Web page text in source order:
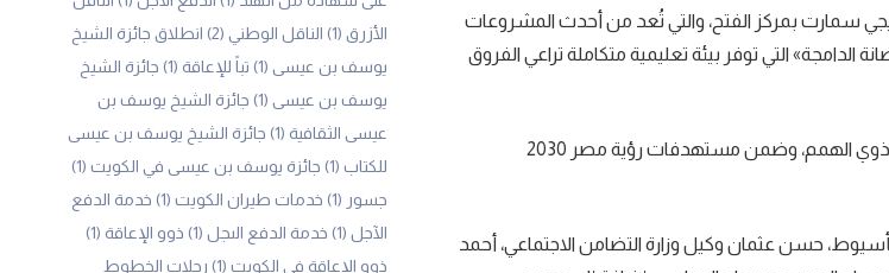
سمارت بمركز الفتح، والتي تُعد من أحدث المشروعات
التي توفر بيئة تعليمية متكاملة تراعي الفروق
يأتي الافتتاح ضمن جهود الدولة بقيادة الرئيس عبد الفتاح السيسي للنهوض بالأشخاص ذوي الهمم، وضمن مستهدفات رؤية مصر 2030
حسن عثمان وكيل وزارة التضامن الاجتماعي، أحمد
الأزرق (1) الناقل الوطني (2)
انطلاق جائزة الشيخ
يوسف بن عيسى (1) تباً للإعاقة (1)
جائزة الشيخ
يوسف بن عيسى (1)
جائزة الشيخ يوسف بن
عيسى الثقافية (1)
جائزة الشيخ يوسف بن عيسى
للكتاب (1) جائزة يوسف بن عيسى في الكويت (1)
جسور (1) خدمات طيران الكويت (1)
خدمة الدفع
الآجل (1) خدمة الدفع الىجل (1) ذوو الإعاقة (1)
ذوو الإعاقة في الكويت (1)
رحلات الخطوط